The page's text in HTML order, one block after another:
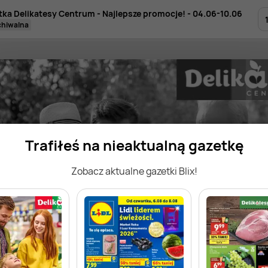
Trafiłeś na nieaktualną gazetkę
Zobacz aktualne gazetki Blix!
Delikatesy Centrum - Najlepsze promocje! - 04.06-10.06
1